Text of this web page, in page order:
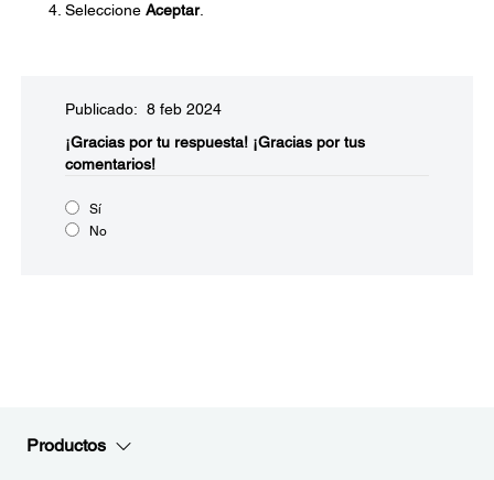
Seleccione Aceptar.
Publicado: 8 feb 2024
¡Gracias por tu respuesta! ¡Gracias por tus
comentarios!
Sí
No
Productos